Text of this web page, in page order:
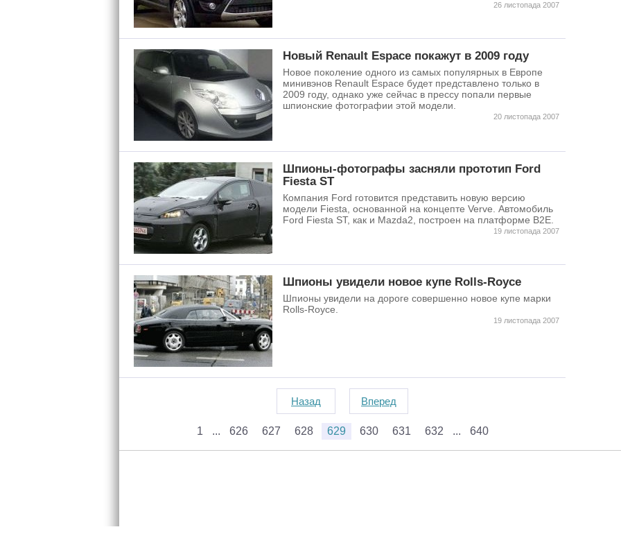
26 листопада 2007
Новый Renault Espace покажут в 2009 году
Новое поколение одного из самых популярных в Европе
минивэнов Renault Espace будет представлено только в
2009 году, однако уже сейчас в прессу попали первые
шпионские фотографии этой модели.
20 листопада 2007
Шпионы-фотографы засняли прототип Ford
Fiesta ST
Компания Ford готовится представить новую версию
модели Fiesta, основанной на концепте Verve. Автомобиль
Ford Fiesta ST, как и Mazda2, построен на платформе B2E.
19 листопада 2007
Шпионы увидели новое купе Rolls-Royce
Шпионы увидели на дороге совершенно новое купе марки
Rolls-Royce.
19 листопада 2007
Назад Вперед
1 626 627 628 629 630 631 632 640